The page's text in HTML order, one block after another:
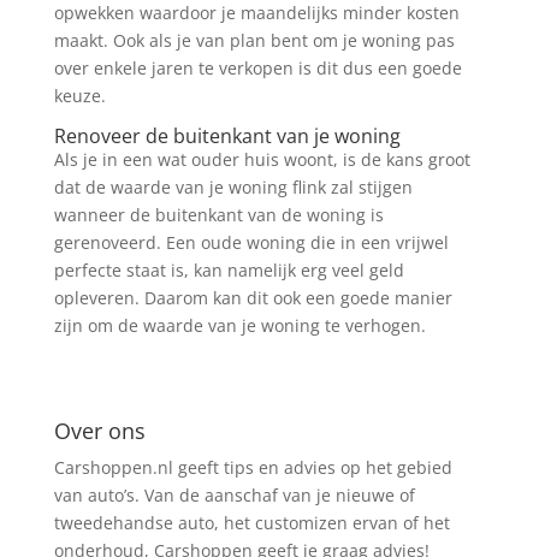
opwekken waardoor je maandelijks minder kosten
maakt. Ook als je van plan bent om je woning pas
over enkele jaren te verkopen is dit dus een goede
keuze.
Renoveer de buitenkant van je woning
Als je in een wat ouder huis woont, is de kans groot
dat de waarde van je woning flink zal stijgen
wanneer de buitenkant van de woning is
gerenoveerd. Een oude woning die in een vrijwel
perfecte staat is, kan namelijk erg veel geld
opleveren. Daarom kan dit ook een goede manier
zijn om de waarde van je woning te verhogen.
Over ons
Carshoppen.nl geeft tips en advies op het gebied
van auto’s. Van de aanschaf van je nieuwe of
tweedehandse auto, het customizen ervan of het
onderhoud, Carshoppen geeft je graag advies!